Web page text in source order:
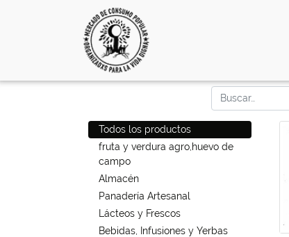
Todos los productos
fruta y verdura agro,huevo de
campo
Almacén
Panadería Artesanal
Lácteos y Frescos
Bebidas, Infusiones y Yerbas